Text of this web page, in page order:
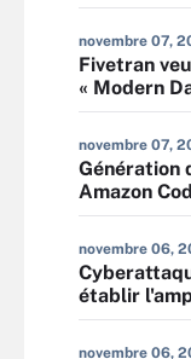
novembre 07,
Fivetran
« Modern
novembre 07,
Génération
Amazon
novembre 06,
établir
novembre 06,